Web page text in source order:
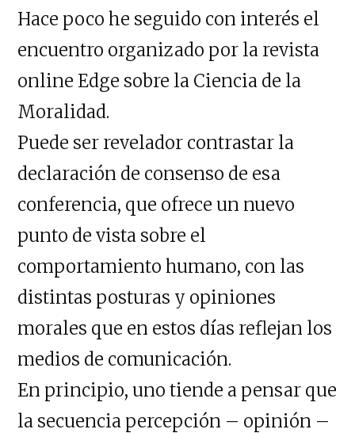
Hace poco he seguido con interés el
encuentro organizado por la revista
online Edge sobre la Ciencia de la
Moralidad.
Puede ser revelador contrastar la
declaración de consenso de esa
conferencia, que ofrece un nuevo
punto de vista sobre el
comportamiento humano, con las
distintas posturas y opiniones
morales que en estos días reflejan los
medios de comunicación.
En principio, uno tiende a pensar que
la secuencia percepción – opinión –